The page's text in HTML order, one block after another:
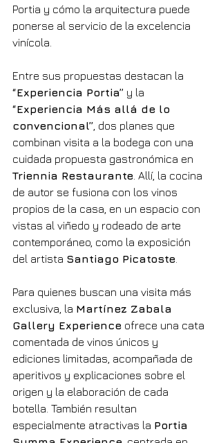
Portia y cómo la arquitectura puede
ponerse al servicio de la excelencia
vinícola.
Entre sus propuestas destacan la
“Experiencia Portia” y la
“Experiencia Más allá de lo
convencional” , dos planes que
combinan visita a la bodega con una
cuidada propuesta gastronómica en
Triennia Restaurante . Allí, la cocina
de autor se fusiona con los vinos
propios de la casa, en un espacio con
vistas al viñedo y rodeado de arte
contemporáneo, como la exposición
del artista Santiago Picatoste
Para quienes buscan una visita más
exclusiva, la Martínez Zabala
Gallery Experience ofrece una cata
comentada de vinos únicos y
ediciones limitadas, acompañada de
aperitivos y explicaciones sobre el
origen y la elaboración de cada
botella. También resultan
especialmente atractivas la Portia